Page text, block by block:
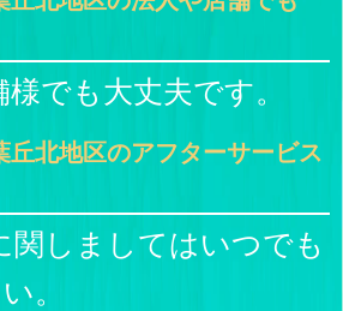
でも大丈夫です。
丘北地区のアフターサービス
関しましてはいつでも
。